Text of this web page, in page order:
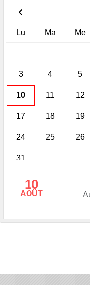
Lu Ma Me
3 4 5
10 11 12
17 18 19
24 25 26
31
10
AOÛT